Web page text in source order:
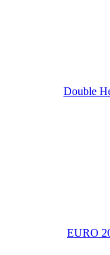
Double
EURO